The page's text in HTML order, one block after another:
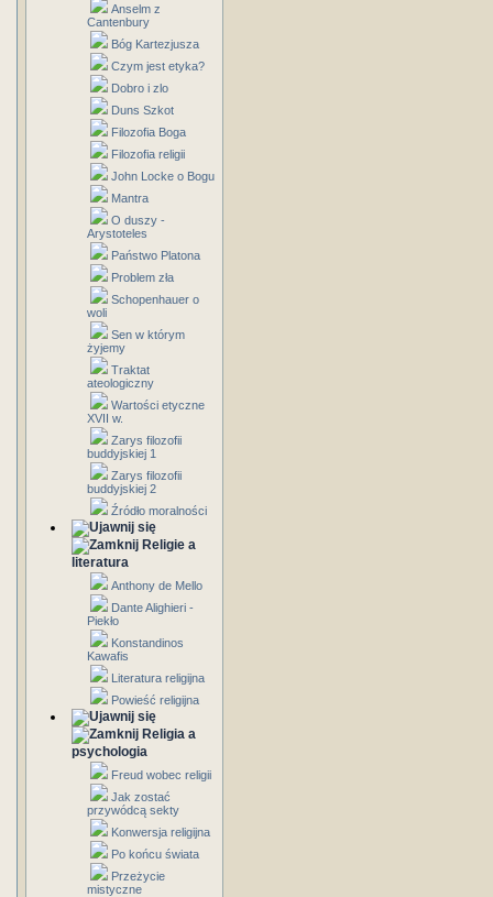
Anselm z
Cantenbury
Bóg Kartezjusza
Czym jest etyka?
Dobro i zlo
Duns Szkot
Filozofia Boga
Filozofia religii
John Locke o Bogu
Mantra
O duszy -
Arystoteles
Państwo Platona
Problem zła
Schopenhauer o
woli
Sen w którym
żyjemy
Traktat
ateologiczny
Wartości etyczne
XVII w.
Zarys filozofii
buddyjskiej 1
Zarys filozofii
buddyjskiej 2
Źródło moralności
Religie a
literatura
Anthony de Mello
Dante Alighieri -
Piekło
Konstandinos
Kawafis
Literatura religijna
Powieść religijna
Religia a
psychologia
Freud wobec religii
Jak zostać
przywódcą sekty
Konwersja religijna
Po końcu świata
Przeżycie
mistyczne